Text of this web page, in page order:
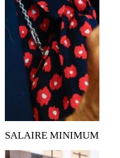
SALAIRE MINIMUM